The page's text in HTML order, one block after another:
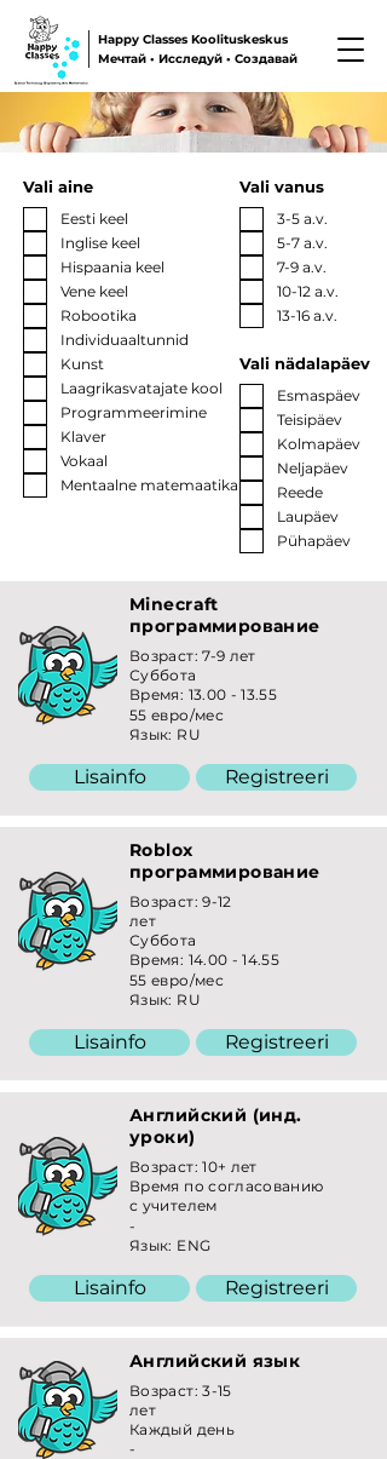
Happy Classes Koolituskeskus
Мечтай • Исследуй • Создавай
Vali aine
Eesti keel
Inglise keel
Hispaania keel
Vene keel
Robootika
Individuaaltunnid
Kunst
Laagrikasvatajate kool
Programmeerimine
Klaver
Vokaal
Mentaalne matemaatika
Vali vanus
3-5 a.v.
5-7 a.v.
7-9 a.v.
10-12 a.v.
13-16 a.v.
Vali nädalapäev
Esmaspäev
Teisipäev
Kolmapäev
Neljapäev
Reede
Laupäev
Pühapäev
Minecraft
программирование
Возраст: 7-9 лет
Суббота
Время: 13.00 - 13.55
55 евро/мес
Язык: RU
Lisainfo Registreeri
Roblox
программирование
Возраст: 9-12
лет
Суббота
Время: 14.00 - 14.55
55 евро/мес
Язык: RU
Lisainfo Registreeri
Английский (инд.
уроки)
Возраст: 10+ лет
Время по согласованию
с учителем
-
Язык: ENG
Lisainfo Registreeri
Английский язык
Возраст: 3-15
лет
Каждый день
-